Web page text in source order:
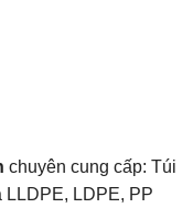
chuyên cung cấp: Túi
LLDPE, LDPE, PP